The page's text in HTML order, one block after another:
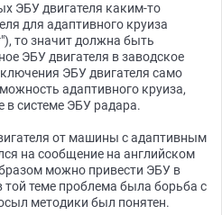
ЭБУ двигателя каким-то
для адаптивного круиза
то значит должна быть
ЭБУ двигателя в заводское
ЭБУ двигателя само
адаптивного круиза,
в системе ЭБУ радара.
от машины с адаптивным
на сообщение на английском
можно привести ЭБУ в
той теме проблема была борьба с
методики был понятен.